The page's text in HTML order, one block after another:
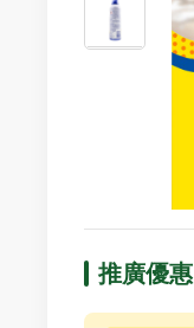
推廣優惠